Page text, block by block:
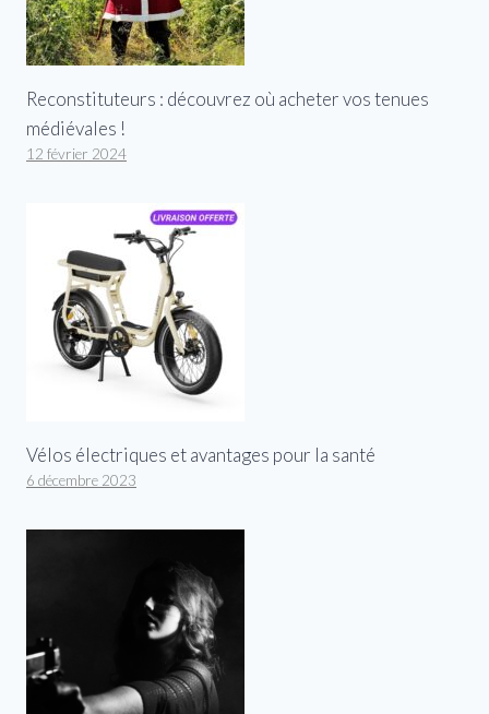
Reconstituteurs : découvrez où acheter vos tenues
médiévales !
12 février 2024
Vélos électriques et avantages pour la santé
6 décembre 2023